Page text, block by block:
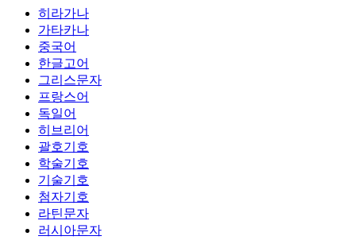
히라가나
가타카나
중국어
한글고어
그리스문자
프랑스어
독일어
히브리어
괄호기호
학술기호
기술기호
첨자기호
라틴문자
러시아문자